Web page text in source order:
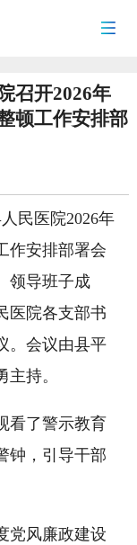
召开2026年
顿工作安排部
民医院2026年
作安排部署会
领导班子成
医院各支部书
。会议由县平
持。
看了警示教育
钟，引导干部
党风廉政建设